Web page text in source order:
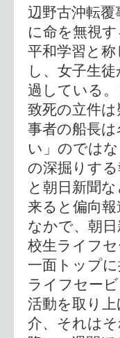
辺野古沖転
に命を無視
平和学習と
し、女子生
過している
致死の立件
事者の船長
い」のでは
の深掘りす
と朝日新聞
来ると偏向
なかで、朝
校生ライフ
一面トップ
ライフセー
活動を取り
介、それは